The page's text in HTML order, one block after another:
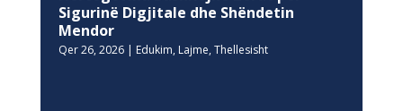
Sigurinë Digjitale dhe Shëndetin
Mendor
Qer 26, 2026| Edukim, Lajme, Thellesisht